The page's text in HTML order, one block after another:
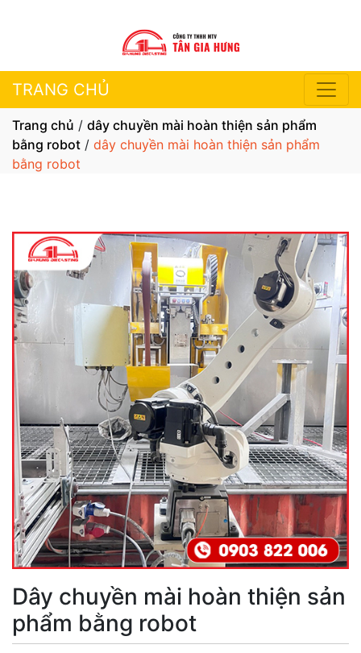
TRANG CHỦ
Trang chủ / dây chuyền mài hoàn thiện sản phẩm
bằng robot / dây chuyền mài hoàn thiện sản phẩm
bằng robot
Dây chuyền mài hoàn thiện sản
phẩm bằng robot